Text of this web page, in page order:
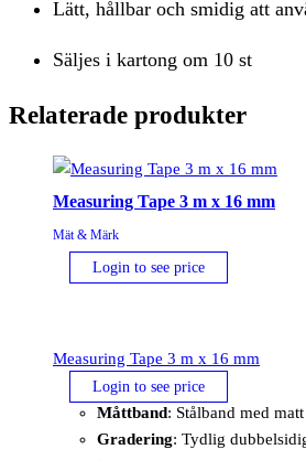
Lätt, hållbar och smidig att
Säljes i kartong om 10 st
Relaterade produkter
Measuring Tape 3 m x 16 mm
Mät & Märk
Login to see price
Measuring Tape 3 m x 16 mm
Login to see price
Måttband: Stålband med
Gradering: Tydlig